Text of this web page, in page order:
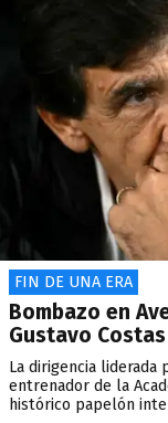
FIN DE UNA ERA
Bombazo en
Gustavo
La dirigencia
entrenador de la
histórico papelón